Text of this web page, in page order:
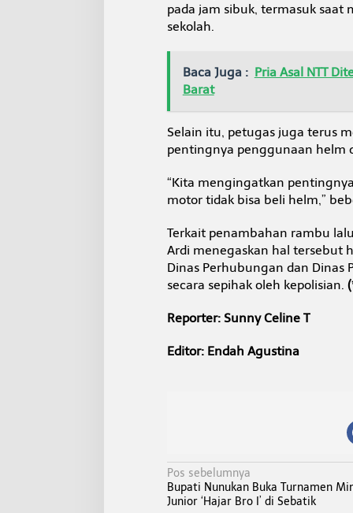
pada jam sibuk, termasuk saat
sekolah.
Baca Juga : Pria Asal NTT
Barat
Selain itu, petugas juga terus
pentingnya penggunaan helm
“Kita mengingatkan
motor tidak bisa beli helm,”
Terkait penambahan rambu
Ardi menegaskan hal tersebut
Dinas Perhubungan dan Dinas
secara sepihak oleh kepolisian.
Reporter: Sunny Celine T
Editor: Endah Agustina
N
a
Pos sebelumnya
Bupati Nunukan Buka Turnamen
Junior ‘Hajar Bro I’ di Sebatik